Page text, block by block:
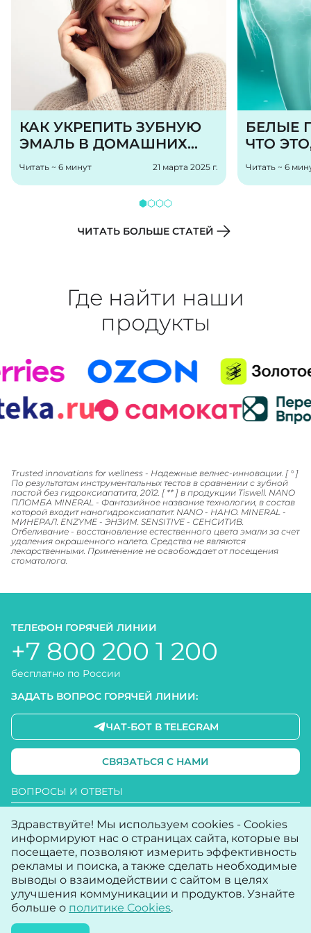
Зубные пасты Tiswell ⁠освежают
дыхание, имеют безопасный состав
и способствуют восстановлению
ослабленной эмали.
КАК УКРЕПИТЬ ЗУБНУЮ
ЭМАЛЬ В ДОМАШНИХ
УСЛОВИЯХ?
Читать ~ 6 минут 21 марта 2025 г.
БЕЛЫЕ
ЧТО
Читать ~ 6
ЧИТАТЬ БОЛЬШЕ СТАТЕЙ
Где найти наши
продукты
Trusted innovations for wellness - Надежные велнес-инновации. [ ° ]
По результатам инструментальных тестов в сравнении с зубной
пастой без гидроксиапатита, 2012. [ ** ] в продукции Tiswell. NANO
ПЛОМБА MINERAL - Фантазийное название технологии, в состав
которой входит наногидроксиапатит. NANO - НАНО. MINERAL -
МИНЕРАЛ. ENZYME - ЭНЗИМ. SENSITIVE - СЕНСИТИВ.
Отбеливание - восстановление естественного цвета эмали за счет
удаления окрашенного налета. Средства не являются
лекарственными. Применение не освобождает от посещения
стоматолога.
Здравствуйте! Мы используем cookies - Cookies
информируют нас о страницах сайта, которые вы
посещаете, позволяют измерить эффективность
рекламы и поиска, а также сделать необходимые
выводы о взаимодействии с сайтом в целях
улучшения коммуникации и продуктов. Узнайте
больше о политике Cookies.
ТЕЛЕФОН ГОРЯЧЕЙ ЛИНИИ
+7 800 200 1 200
бесплатно по России
ЗАДАТЬ ВОПРОС ГОРЯЧЕЙ ЛИНИИ:
ЧАТ-БОТ В TELEGRAM
СВЯЗАТЬСЯ С НАМИ
ВОПРОСЫ И ОТВЕТЫ
УСЛОВИЯ ИСПОЛЬЗОВАНИЯ САЙТА
ПОЛИТИКА COOKIE
ДОСТУПНОСТЬ
КАРТА САЙТА